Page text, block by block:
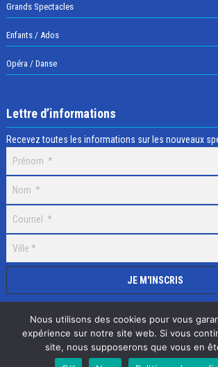
Grands Spectacles
Enfants / Ados
Opéra / Danse
Lettre d’informations
Recevez toutes les informations sur les nouveaux
Selectick © 2020 Tous droits réservés,
Nous utilisons des cookies pour vous
expérience sur notre site web. Si vous
site, nous supposerons que vous en